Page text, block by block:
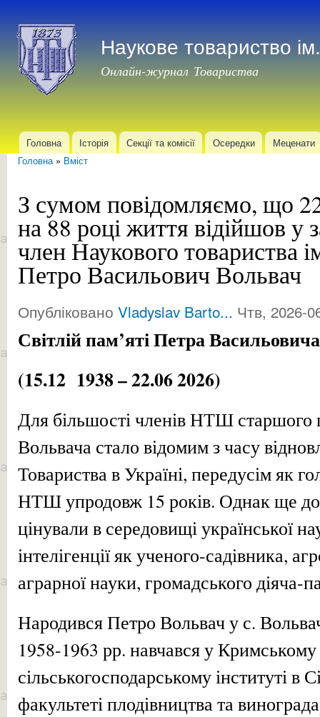
Наукове товариство
Онлайн-журнал Товариства
Головне меню
Головна Історія Секції та комісії Осередки Меценати
Головна» Вміст
З сумом повідомляємо, що
на 88 році життя відійшов у
член Наукового товариства
Петро Васильович Вольвач
Опубліковано Vladyslav Barto... Чтв, 2026-
Світлій пам’яті Петра
(15.12 1938 – 22.06 2026)
Для більшості членів НТШ старшого
Вольвача стало відомим з часу
Товариства в Україні, передусім як
НТШ упродовж 15 років. Однак ще до
цінували в середовищі української
інтелігенції як ученого-садівника,
аграрної науки, громадського діяча-
Народився Петро Вольвач у с.
1958-1963 рр. навчався у Кримському
сільськогосподарському інституті в
факультеті плодівництва та